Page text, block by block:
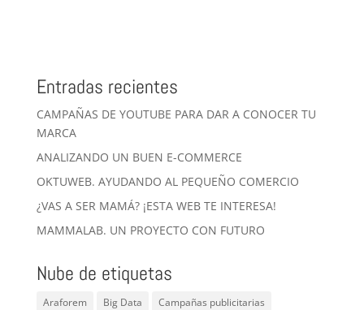
Entradas recientes
CAMPAÑAS DE YOUTUBE PARA DAR A CONOCER TU
MARCA
ANALIZANDO UN BUEN E-COMMERCE
OKTUWEB. AYUDANDO AL PEQUEÑO COMERCIO
¿VAS A SER MAMÁ? ¡ESTA WEB TE INTERESA!
MAMMALAB. UN PROYECTO CON FUTURO
Nube de etiquetas
Araforem Big Data
Campañas publicitarias